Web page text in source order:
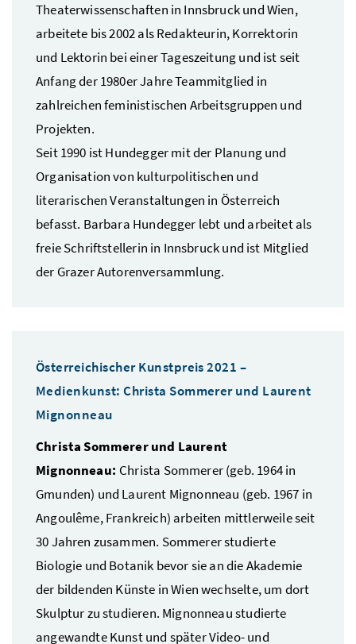
Theaterwissenschaften in Innsbruck und Wien,
arbeitete bis 2002 als Redakteurin, Korrektorin
und Lektorin bei einer Tageszeitung und ist seit
Anfang der 1980er Jahre Teammitglied in
zahlreichen feministischen Arbeitsgruppen und
Projekten.
Seit 1990 ist Hundegger mit der Planung und
Organisation von kulturpolitischen und
literarischen Veranstaltungen in Österreich
befasst. Barbara Hundegger lebt und arbeitet als
freie Schriftstellerin in Innsbruck und ist Mitglied
der Grazer Autorenversammlung.
Österreichischer Kunstpreis 2021 –
Medienkunst: Christa Sommerer und Laurent
Mignonneau
Christa Sommerer und Laurent
Mignonneau: Christa Sommerer (geb. 1964 in
Gmunden) und Laurent Mignonneau (geb. 1967 in
Angoulême, Frankreich) arbeiten mittlerweile seit
30 Jahren zusammen. Sommerer studierte
Biologie und Botanik bevor sie an die Akademie
der bildenden Künste in Wien wechselte, um dort
Skulptur zu studieren. Mignonneau studierte
angewandte Kunst und später Video- und